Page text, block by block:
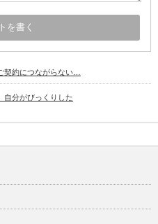
契約につながらない…
自分がびっくりした